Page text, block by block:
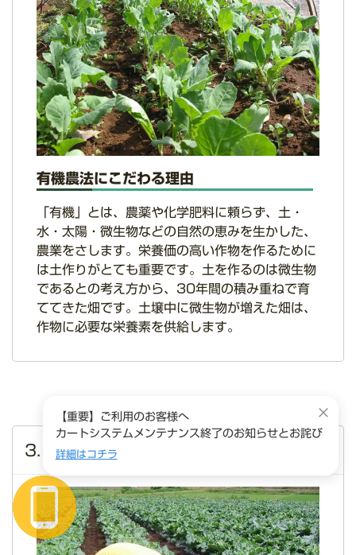
有機農法にこだわる理由
「有機」とは、農薬や化学肥料に頼らず、土・
水・太陽・微生物などの自然の恵みを生かした、
農業をさします。栄養価の高い作物を作るために
は土作りがとても重要です。土を作るのは微生物
であるとの考え方から、30年間の積み重ねで育
ててきた畑です。土壌中に微生物が増えた畑は、
作物に必要な栄養素を供給します。
3. 農薬不使用
【重要】ご利用のお客様へ
カートシステムメンテナンス終了のお知らせとお詫び
詳細はコチラ
×